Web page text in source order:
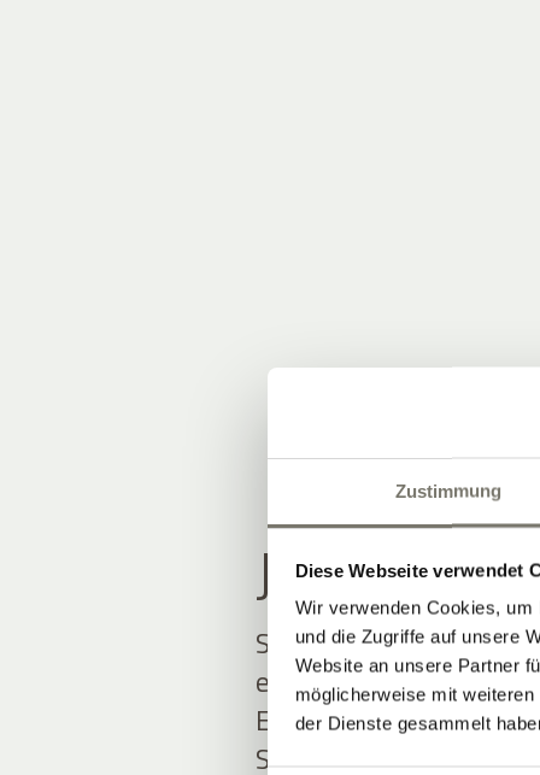
Zustimmung
Diese Webseite verwendet
Wir verwenden Cookies,
und die Zugriffe auf unsere
Website an unsere Partner
möglicherweise mit
der Dienste gesammelt
JOIN THE
Seien Sie unter den
erfahren.
Exklusive Angebote
Südtirol erwarten Sie.